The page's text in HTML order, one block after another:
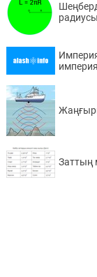
радиусы
Заттың